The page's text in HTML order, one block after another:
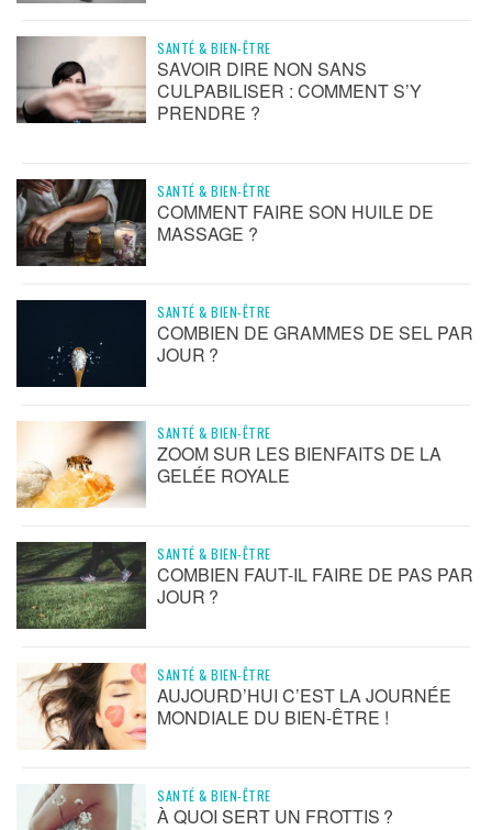
SANTÉ & BIEN-ÊTRE
SAVOIR DIRE NON SANS
CULPABILISER : COMMENT S’Y
PRENDRE ?
SANTÉ & BIEN-ÊTRE
COMMENT FAIRE SON HUILE DE
MASSAGE ?
SANTÉ & BIEN-ÊTRE
COMBIEN DE GRAMMES DE SEL PAR
JOUR ?
SANTÉ & BIEN-ÊTRE
ZOOM SUR LES BIENFAITS DE LA
GELÉE ROYALE
SANTÉ & BIEN-ÊTRE
COMBIEN FAUT-IL FAIRE DE PAS PAR
JOUR ?
SANTÉ & BIEN-ÊTRE
AUJOURD’HUI C’EST LA JOURNÉE
MONDIALE DU BIEN-ÊTRE !
SANTÉ & BIEN-ÊTRE
À QUOI SERT UN FROTTIS ?